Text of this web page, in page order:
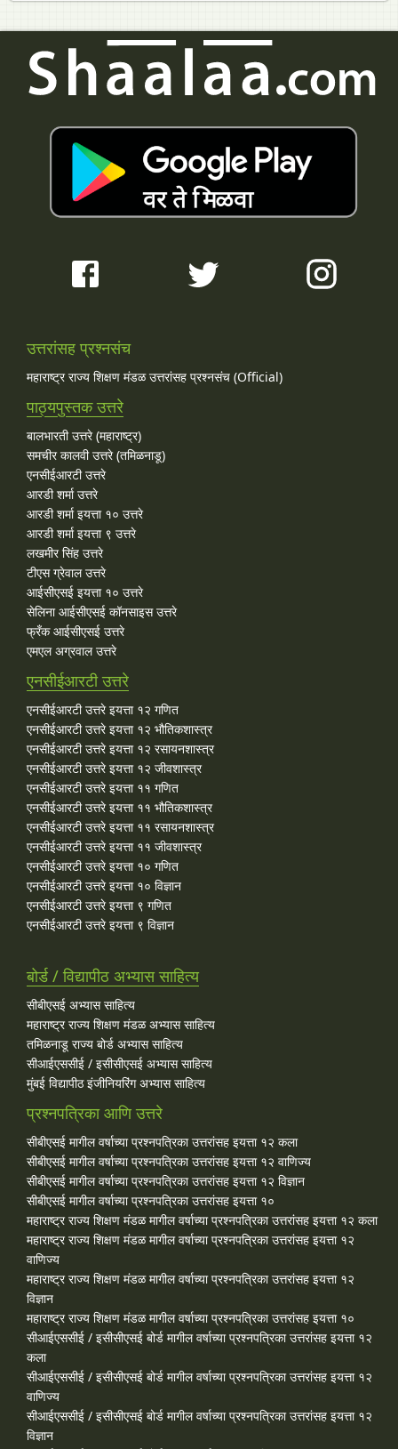
उत्तरांसह प्रश्नसंच
महाराष्ट्र राज्य शिक्षण मंडळ उत्तरांसह प्रश्नसंच (Official)
पाठ्यपुस्तक उत्तरे
बालभारती उत्तरे (महाराष्ट्र)
समचीर कालवी उत्तरे (तमिळनाडू)
एनसीईआरटी उत्तरे
आरडी शर्मा उत्तरे
आरडी शर्मा इयत्ता १० उत्तरे
आरडी शर्मा इयत्ता ९ उत्तरे
लखमीर सिंह उत्तरे
टीएस ग्रेवाल उत्तरे
आईसीएसई इयत्ता १० उत्तरे
सेलिना आईसीएसई कॉनसाइस उत्तरे
फ्रँक आईसीएसई उत्तरे
एमएल अग्रवाल उत्तरे
एनसीईआरटी उत्तरे
एनसीईआरटी उत्तरे इयत्ता १२ गणित
एनसीईआरटी उत्तरे इयत्ता १२ भौतिकशास्त्र
एनसीईआरटी उत्तरे इयत्ता १२ रसायनशास्त्र
एनसीईआरटी उत्तरे इयत्ता १२ जीवशास्त्र
एनसीईआरटी उत्तरे इयत्ता ११ गणित
एनसीईआरटी उत्तरे इयत्ता ११ भौतिकशास्त्र
एनसीईआरटी उत्तरे इयत्ता ११ रसायनशास्त्र
एनसीईआरटी उत्तरे इयत्ता ११ जीवशास्त्र
एनसीईआरटी उत्तरे इयत्ता १० गणित
एनसीईआरटी उत्तरे इयत्ता १० विज्ञान
एनसीईआरटी उत्तरे इयत्ता ९ गणित
एनसीईआरटी उत्तरे इयत्ता ९ विज्ञान
बोर्ड / विद्यापीठ अभ्यास साहित्य
सीबीएसई अभ्यास साहित्य
महाराष्ट्र राज्य शिक्षण मंडळ अभ्यास साहित्य
तमिळनाडू राज्य बोर्ड अभ्यास साहित्य
सीआईएससीई / इसीसीएसई अभ्यास साहित्य
मुंबई विद्यापीठ इंजीनियरिंग अभ्यास साहित्य
प्रश्नपत्रिका आणि उत्तरे
सीबीएसई मागील वर्षाच्या प्रश्‍नपत्रिका उत्तरांसह इयत्ता १२ कला
सीबीएसई मागील वर्षाच्या प्रश्‍नपत्रिका उत्तरांसह इयत्ता १२ वाणिज्य
सीबीएसई मागील वर्षाच्या प्रश्‍नपत्रिका उत्तरांसह इयत्ता १२ विज्ञान
सीबीएसई मागील वर्षाच्या प्रश्‍नपत्रिका उत्तरांसह इयत्ता १०
महाराष्ट्र राज्य शिक्षण मंडळ मागील वर्षाच्या प्रश्‍नपत्रिका उत्तरांसह इयत्ता १२ कला
महाराष्ट्र राज्य शिक्षण मंडळ मागील वर्षाच्या प्रश्‍नपत्रिका उत्तरांसह इयत्ता १२
वाणिज्य
महाराष्ट्र राज्य शिक्षण मंडळ मागील वर्षाच्या प्रश्‍नपत्रिका उत्तरांसह इयत्ता १२
विज्ञान
महाराष्ट्र राज्य शिक्षण मंडळ मागील वर्षाच्या प्रश्‍नपत्रिका उत्तरांसह इयत्ता १०
सीआईएससीई / इसीसीएसई बोर्ड मागील वर्षाच्या प्रश्‍नपत्रिका उत्तरांसह इयत्ता १२
कला
सीआईएससीई / इसीसीएसई बोर्ड मागील वर्षाच्या प्रश्‍नपत्रिका उत्तरांसह इयत्ता १२
वाणिज्य
सीआईएससीई / इसीसीएसई बोर्ड मागील वर्षाच्या प्रश्‍नपत्रिका उत्तरांसह इयत्ता १२
विज्ञान